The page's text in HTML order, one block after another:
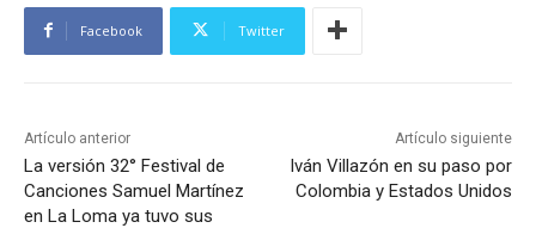
Facebook Twitter
Artículo anterior
La versión 32° Festival de
Canciones Samuel Martínez
en La Loma ya tuvo sus
Artículo siguiente
Iván Villazón en su paso por
Colombia y Estados Unidos